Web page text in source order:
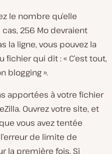
le nombre qu’elle
256 Mo devraient
la ligne, vous pouvez la
qui dit : « C’est tout,
blogging ».
apportées à votre fichier
Ouvrez votre site, et
vous avez tentée
de limite de
la première fois. Si